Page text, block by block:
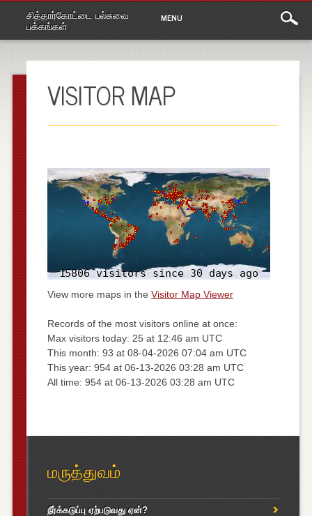
சித்தார்கோட்டை பல்சுவை
பக்கங்கள்
Main
menu
content
MENU
VISITOR MAP
View more maps in the Visitor Map Viewer
Records of the most visitors online at once:
Max visitors today: 25 at 12:46 am UTC
This month: 93 at 08-04-2026 07:04 am UTC
This year: 954 at 06-13-2026 03:28 am UTC
All time: 954 at 06-13-2026 03:28 am UTC
மருத்துவம்
நீர்க்கடுப்பு ஏற்படுவது ஏன்?